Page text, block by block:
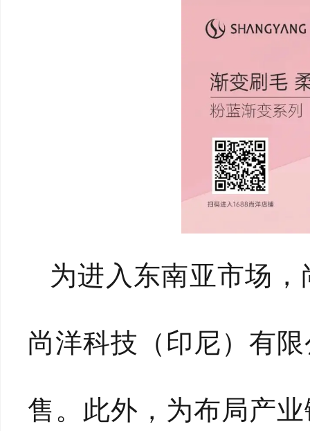
为进入东南亚市场
尚洋科技（印尼）有
售。此外，为布局产